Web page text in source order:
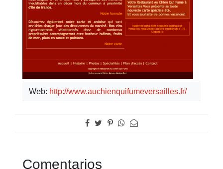
Web: http://www.auchienquifumeversailles.fr/
Comentarios